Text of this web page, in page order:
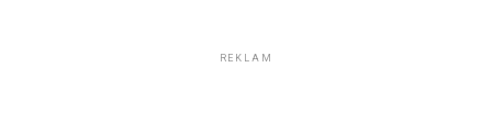
REKLAM